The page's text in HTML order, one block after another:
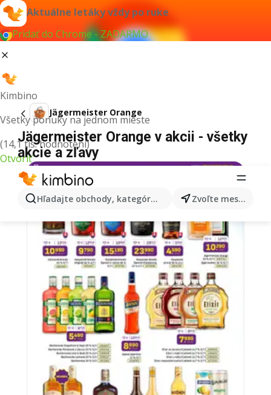
Aktuálne letáky vždy po ruke
Pridať do Chrome - ZADARMO
Kimbino
Všetky ponuky na jednom mieste
(14,1 tis. hodnotení)
Otvoriť
Hľadajte obchody, kategórie, produkty... Zvoľte mesto
Jägermeister Orange
Jägermeister Orange v akcii - všetky
akcie a zľavy